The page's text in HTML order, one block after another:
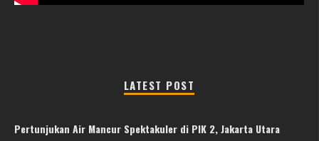
LATEST POST
Pertunjukan Air Mancur Spektakuler di PIK 2, Jakarta Utara